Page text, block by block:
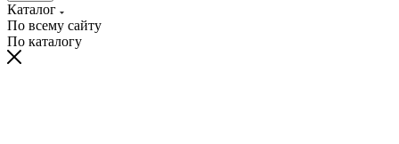
Каталог
По всему сайту
По каталогу